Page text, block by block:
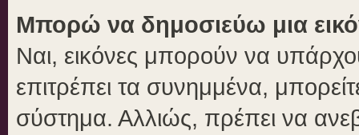
Μπορώ να δημοσιεύω μια
Ναι, εικόνες μπορούν να
επιτρέπει τα συνημμένα,
σύστημα. Αλλιώς, πρέπει να